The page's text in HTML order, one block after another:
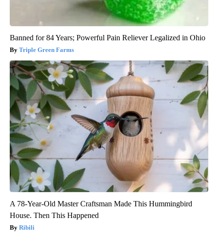
Banned for 84 Years; Powerful Pain Reliever Legalized in Ohio
Triple Green Farms
A 78-Year-Old Master Craftsman Made This Hummingbird
House. Then This Happened
Ribili